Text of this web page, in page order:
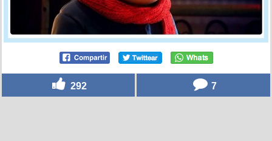
292 7